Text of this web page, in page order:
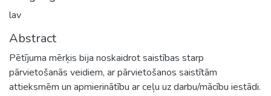
lav
Abstract
Pētījuma mērķis bija noskaidrot saistības starp
pārvietošanās veidiem, ar pārvietošanos saistītām
attieksmēm un apmierinātību ar ceļu uz darbu/mācību iestādi.